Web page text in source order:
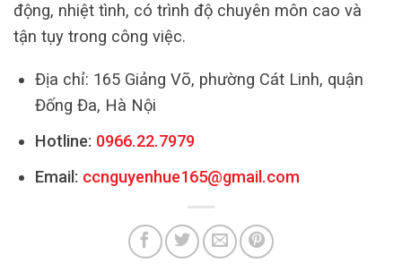
động, nhiệt tình, có trình độ chuyên môn cao và
tận tụy trong công việc.
Địa chỉ: 165 Giảng Võ, phường Cát Linh, quận
Đống Đa, Hà Nội
Hotline: 0966.22.7979
Email: ccnguyenhue165@gmail.com